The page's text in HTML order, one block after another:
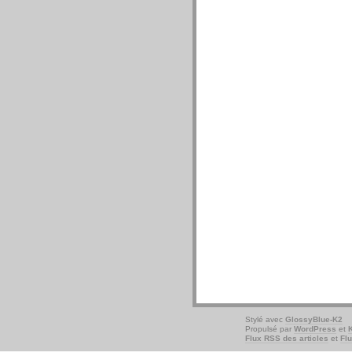
Stylé avec GlossyBlue-K2
Propulsé par WordPress et
Flux RSS des articles et